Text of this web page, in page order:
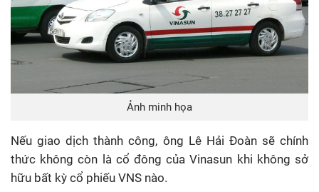
Ảnh minh họa
Nếu giao dịch thành công, ông Lê Hải Đoàn sẽ chính
thức không còn là cổ đông của Vinasun khi không sở
hữu bất kỳ cổ phiếu VNS nào.